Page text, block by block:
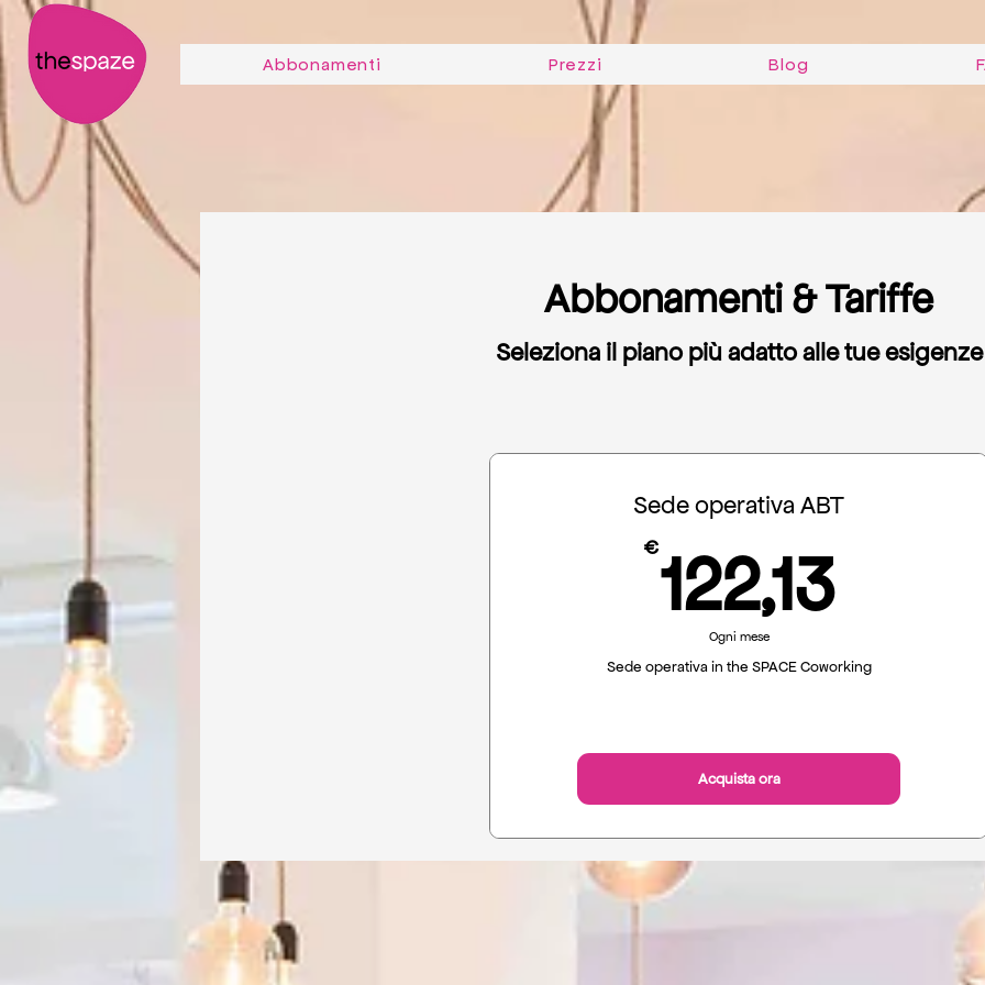
Per gli studenti Prezzi Jobs canvas
Abbonamenti Prezzi Blog
Abbonamenti & Tariffe
Seleziona il piano più adatto alle tue esigenze
Sede operativa ABT
€122,13
Ogni mese
Sede operativa in the SPACE Coworking
Acquista ora